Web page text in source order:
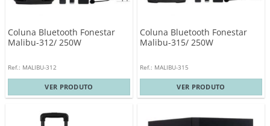
Coluna Bluetooth Fonestar
Malibu-312/ 250W
Ref.: MALIBU-312
VER PRODUTO
Coluna Bluetooth Fonestar
Malibu-315/ 250W
Ref.: MALIBU-315
VER PRODUTO